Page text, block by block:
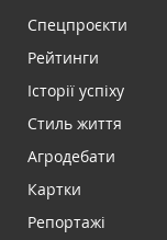
Спецпроєкти
Рейтинги
Історії успіху
Стиль життя
Агродебати
Картки
Репортажі